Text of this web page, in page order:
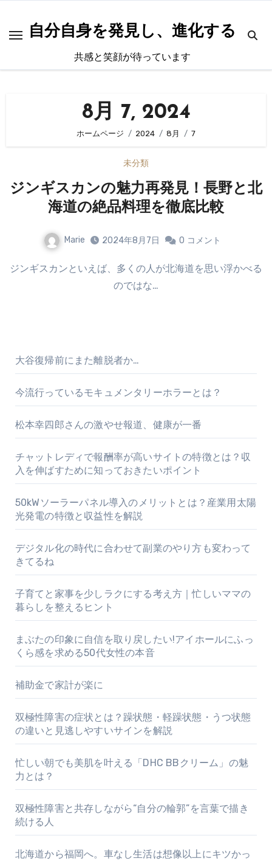
自分自身を発見し、進化する
共感と笑顔が待っています
8月 7, 2024
ホームページ 2024 8月 7
未分類
ジンギスカンの魅力再発見！長野と北
海道の絶品料理を徹底比較
Marie 2024年8月7日 0 コメント
ジンギスカンといえば、多くの人が北海道を思い浮かべる
のではな…
大谷復帰前にまた離脱者か…
今流行っているモキュメンタリーホラーとは？
松本幸四郎さんの激やせ報道、健康が一番
チャットレディで報酬率が高いサイトの特徴とは？収
入を伸ばすために知っておきたいポイント
50kWソーラーパネル導入のメリットとは？産業用太陽
光発電の特徴と収益性を解説
デジタル化の時代に合わせて副業のやり方も変わって
きてるね
子育てと家事を少しラクにする考え方｜忙しいママの
暮らしを整えるヒント
まぶたの印象に自信を取り戻したい!アイホールにふっ
くら感を求める50代女性の本音
補助金で家計が楽に
双極性障害の症状とは？躁状態・軽躁状態・うつ状態
の違いと見逃しやすいサインを解説
忙しい朝でも美肌を叶える「DHC BBクリーム」の魅
力とは？
双極性障害と共存しながら“自分の輪郭”を言葉で描き
続ける人
北海道から福岡へ。車なし生活は想像以上にキツかっ